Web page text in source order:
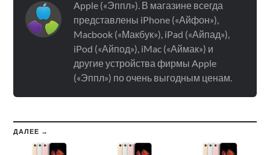
Apple («Эппл»). В магазине всегда
представлены iPhone («Айфон»),
Macbook («Макбук»), iPad («Айпад»),
iPod («Айпод»), iMac («Аймак») и
другие устройства фирмы Apple
(«Эппл») по очень выгодным ценам.
ДАЛЕЕ →